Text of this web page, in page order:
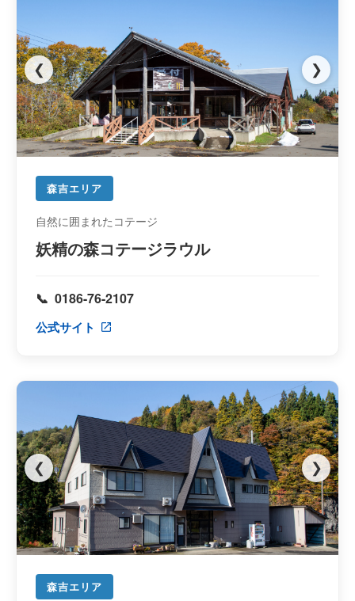
❮ ❯
森吉エリア
自然に囲まれたコテージ
妖精の森コテージラウル
0186-76-2107
公式サイト
❮ ❯
森吉エリア